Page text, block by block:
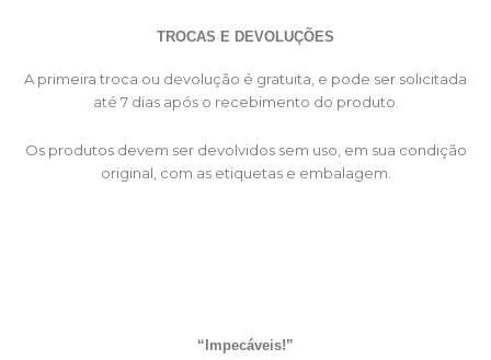
TROCAS E DEVOLUÇÕES
A primeira troca ou devolução é gratuita, e pode ser solicitada
até 7 dias após o recebimento do produto.
Os produtos devem ser devolvidos sem uso, em sua condição
original, com as etiquetas e embalagem.
“Impecáveis!”